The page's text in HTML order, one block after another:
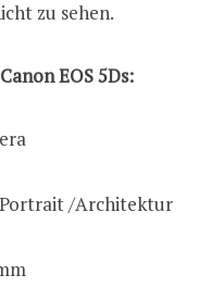
zu sehen.
EOS 5Ds:
/Architektur